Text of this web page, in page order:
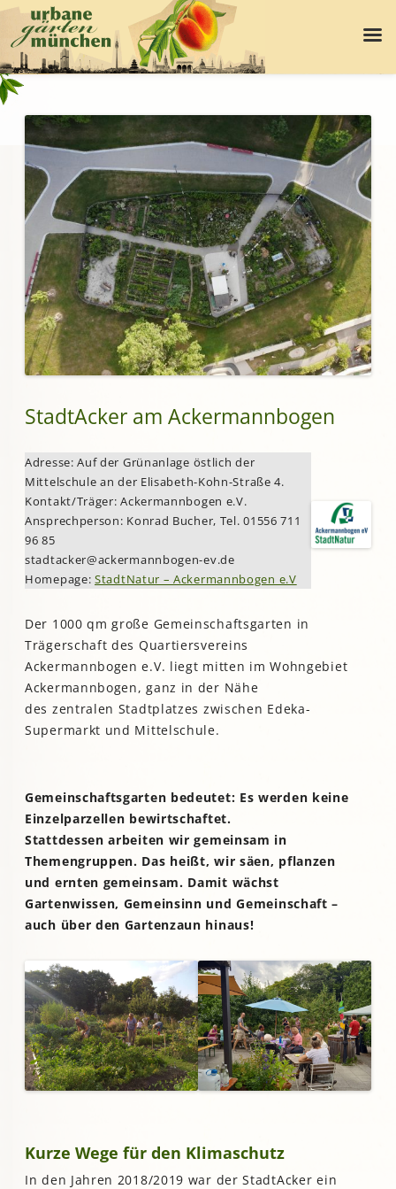
StadtAcker am Ackermannbogen
Adresse: Auf der Grünanlage östlich der
Mittelschule an der Elisabeth-Kohn-Straße 4.
Kontakt/Träger: Ackermannbogen e.V.
Ansprechperson: Konrad Bucher, Tel. 01556 711
96 85
stadtacker@ackermannbogen-ev.de
Homepage: StadtNatur – Ackermannbogen e.V
Der 1000 qm große Gemeinschaftsgarten in
Trägerschaft des Quartiersvereins
Ackermannbogen e.V. liegt mitten im Wohngebiet
Ackermannbogen, ganz in der Nähe
des zentralen Stadtplatzes zwischen Edeka-
Supermarkt und Mittelschule.
Gemeinschaftsgarten bedeutet: Es werden keine
Einzelparzellen bewirtschaftet.
Stattdessen arbeiten wir gemeinsam in
Themengruppen. Das heißt, wir säen, pflanzen
und ernten gemeinsam. Damit wächst
Gartenwissen, Gemeinsinn und Gemeinschaft –
auch über den Gartenzaun hinaus!
Kurze Wege für den Klimaschutz
In den Jahren 2018/2019 war der StadtAcker ein